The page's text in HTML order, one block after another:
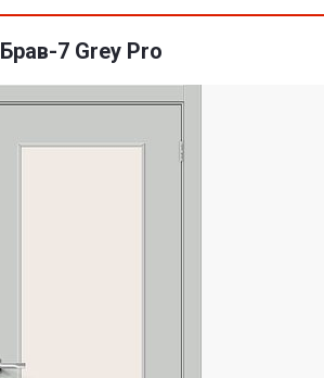
Брав-7 Grey Pro